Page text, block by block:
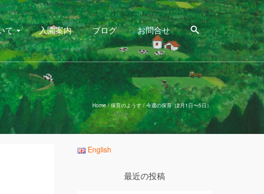
て 入園案内 ブログ お問合せ
Home / 保育のようす / 今週の保育（2月1日〜5日）
English
最近の投稿